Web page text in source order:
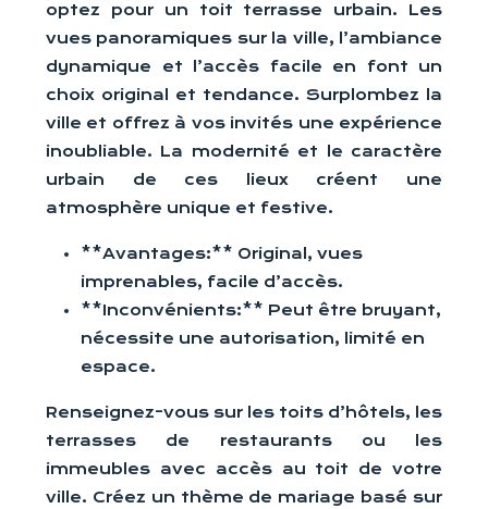
optez pour un toit terrasse urbain. Les
vues panoramiques sur la ville, l’ambiance
dynamique et l’accès facile en font un
choix original et tendance. Surplombez la
ville et offrez à vos invités une expérience
inoubliable. La modernité et le caractère
urbain de ces lieux créent une
atmosphère unique et festive.
**Avantages:** Original, vues
imprenables, facile d’accès.
**Inconvénients:** Peut être bruyant,
nécessite une autorisation, limité en
espace.
Renseignez-vous sur les toits d’hôtels, les
terrasses de restaurants ou les
immeubles avec accès au toit de votre
ville. Créez un thème de mariage basé sur